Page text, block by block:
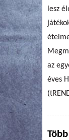
lesz
az
éves